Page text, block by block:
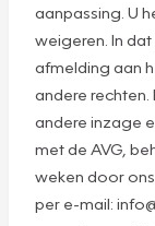
aanpassing. U
weigeren. In
afmelding aan
andere
andere inzage
met de AVG,
weken door
per e-mail: